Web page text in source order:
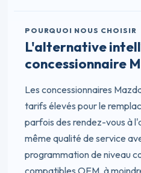
POURQUOI NOUS CHOISIR
L'alternative
concessionnaire
Les concessionnaires
tarifs élevés pour le
parfois des rendez-vous à
même qualité de service
programmation de niveau